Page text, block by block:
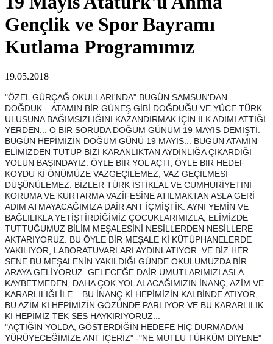
Gençlik ve Spor Bayramı
Kutlama Programımız
19.05.2018
"ÖZEL GÜRÇAĞ OKULLARI'NDA" BUGÜN SAMSUN'DAN
DOĞDUK... ATAMIN BİR GÜNEŞ GİBİ DOĞDUĞU VE YÜCE TÜRK
ULUSUNA BAĞIMSIZLIĞINI KAZANDIRMAK İÇİN İLK ADIMI ATTIĞI
YERDEN... O BİR SORUDA DOĞUM GÜNÜM 19 MAYIS DEMİŞTİ.
BUGÜN HEPİMİZİN DOĞUM GÜNÜ 19 MAYIS... BUGÜN ATAMIN
ELİMİZDEN TUTUP BİZİ KARANLIKTAN AYDINLIĞA ÇIKARDIĞI
YOLUN BAŞINDAYIZ. ÖYLE BİR YOL AÇTI, ÖYLE BİR HEDEF
KOYDU Kİ ÖNÜMÜZE VAZGEÇİLEMEZ, VAZ GEÇİLMESİ
DÜŞÜNÜLEMEZ. BİZLER TÜRK İSTİKLAL VE CUMHURİYETİNİ
KORUMA VE KURTARMA VAZİFESİNE ATILMAKTAN ASLA GERİ
ADIM ATMAYACAĞIMIZA DAİR ANT İÇMİŞTİK. AYNI YEMİN VE
BAĞLILIKLA YETİŞTİRDİĞİMİZ ÇOCUKLARIMIZLA, ELİMİZDE
TUTTUĞUMUZ BİLİM MEŞALESİNİ NESİLLERDEN NESİLLERE
AKTARIYORUZ. BU ÖYLE BİR MEŞALE Kİ KÜTÜPHANELERDE
YAKILIYOR, LABORATUVARLARI AYDINLATIYOR. VE BİZ HER
SENE BU MEŞALENİN YAKILDIĞI GÜNDE OKULUMUZDA BİR
ARAYA GELİYORUZ. GELECEĞE DAİR UMUTLARIMIZI ASLA
KAYBETMEDEN, DAHA ÇOK YOL ALACAĞIMIZIN İNANÇ, AZİM VE
KARARLILIĞI İLE... BU İNANÇ Kİ HEPİMİZİN KALBİNDE ATIYOR,
BU AZİM Kİ HEPİMİZİN GÖZÜNDE PARLIYOR VE BU KARARLILIK
Kİ HEPİMİZ TEK SES HAYKIRIYORUZ...
"AÇTIĞIN YOLDA, GÖSTERDİĞİN HEDEFE HİÇ DURMADAN
YÜRÜYECEĞİMİZE ANT İÇERİZ" -"NE MUTLU TÜRKÜM DİYENE"